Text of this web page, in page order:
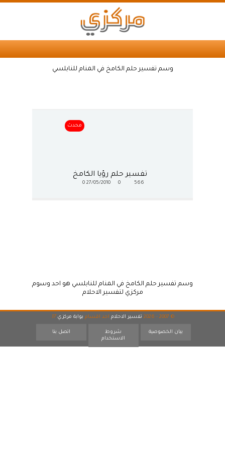
وسم تفسير حلم الكامخ في المنام للنابلسي
محدث
تفسير حلم رؤيا الكامخ
566
0
27/05/2010
0
وسم تفسير حلم الكامخ في المنام للنابلسي هو احد وسوم
مركزي لتفسير الاحلام
© 2007 - 2026 تفسير الاحلام احد اقسام بوابة مركزي 17
بيان الخصوصية
شروط
الاستخدام
اتصل بنا